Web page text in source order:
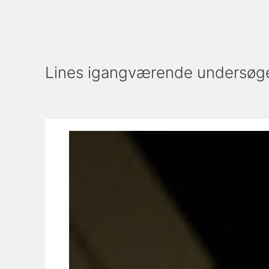
Lines igangværende